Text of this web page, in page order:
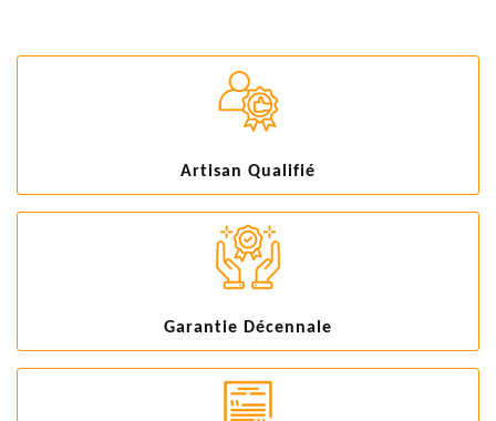
Artisan Qualifié
Garantie Décennale